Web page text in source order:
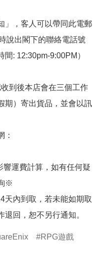
」，客人可以帶同此電郵
說出閣下的聯絡電話號
: 12:30pm-9:00PM）
到後本店會在三個工作
期）寄出貨品，並會以訊
：
運費計算，如有任何疑
※
天內到取，若未能如期取
回，恕不另行通知。
RPG遊戲